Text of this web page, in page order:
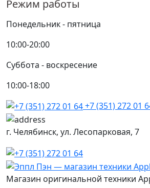
Режим работы
Понедельник - пятница
10:00-20:00
Суббота - воскресение
10:00-18:00
+7 (351) 272 01
г. Челябинск, ул. Лесопарковая, 7
Магазин оригинальной техники